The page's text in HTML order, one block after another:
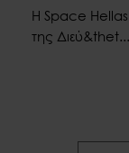
Η Space Hellas
της Διεύ&thet...